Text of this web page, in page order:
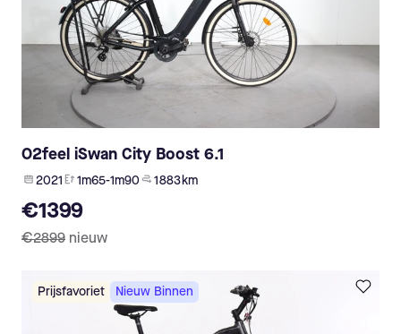
O2feel iSwan City Boost 6.1
2021 1m65-1m90 1 883 km
€1399
€2899 nieuw
Prijsfavoriet Nieuw Binnen